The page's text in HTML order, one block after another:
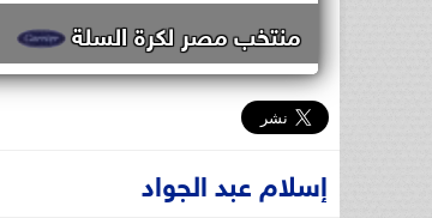
منتخب مصر لكرة السلة
إسلام عبد الجواد